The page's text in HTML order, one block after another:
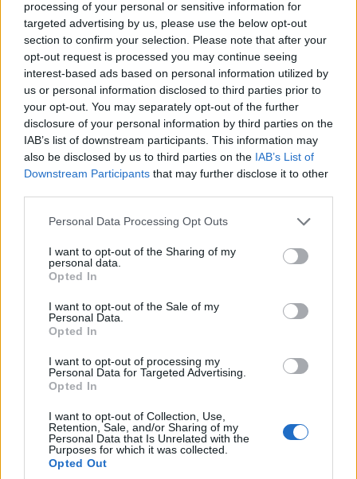
processing of your personal or sensitive information for
targeted advertising by us, please use the below opt-out
section to confirm your selection. Please note that after your
opt-out request is processed you may continue seeing
interest-based ads based on personal information utilized by
us or personal information disclosed to third parties prior to
your opt-out. You may separately opt-out of the further
disclosure of your personal information by third parties on the
IAB’s list of downstream participants. This information may
also be disclosed by us to third parties on the IAB’s List of
Downstream Participants that may further disclose it to other
Please note that this website/app uses one or more Google
not limited to your visit or usage behaviour. You may click to
grant or deny consent to Google and its third-party tags to
use your data for below specified purposes in below Google
consent section.
Personal Data Processing Opt Outs
I want to opt-out of the Sharing of my
personal data.
Opted In
I want to opt-out of the Sale of my
Personal Data.
Opted In
I want to opt-out of processing my
Personal Data for Targeted Advertising.
Opted In
I want to opt-out of Collection, Use,
Retention, Sale, and/or Sharing of my
Personal Data that Is Unrelated with the
Purposes for which it was collected.
Opted Out
είναι…και τα δύο!
μολύβι με καφέ το
καλοκαίρι
Αυτά είναι τα 4 prints στα μαγιό που θα βλέπεις σε κάθε
παραλία φέτος!
Πεινάς και εσύ μετά το
Αθήνα που σώζουν τις
βραδινές σου λιγούρες
Πώς να ξεφλουδίζεις
kitchen trick που κάθε
καλεσμένο στο νέο vidcast τον Παύλο Μαρινάκη